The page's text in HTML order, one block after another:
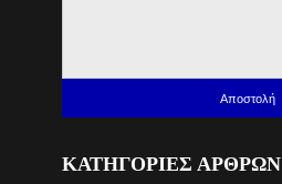
ΚΑΤΗΓΟΡΙΕΣ ΑΡΘΡΩΝ